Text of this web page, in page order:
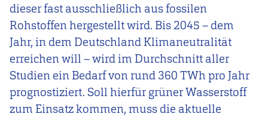
dieser fast ausschließlich aus fossilen
Rohstoffen hergestellt wird. Bis 2045 – dem
Jahr, in dem Deutschland Klimaneutralität
erreichen will – wird im Durchschnitt aller
Studien ein Bedarf von rund 360 TWh pro Jahr
prognostiziert. Soll hierfür grüner Wasserstoff
zum Einsatz kommen, muss die aktuelle